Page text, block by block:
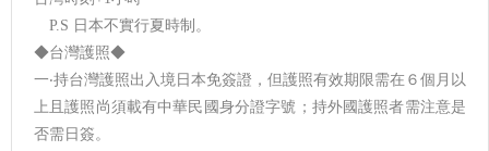
P.S 日本不實行夏時制。
◆台灣護照◆
一‧持台灣護照出入境日本免簽證，但護照有效期限需在６個月以
上且護照尚須載有中華民國身分證字號；持外國護照者需注意是
否需日簽。